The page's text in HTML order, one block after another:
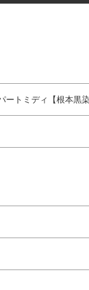
トミディ【根本黒